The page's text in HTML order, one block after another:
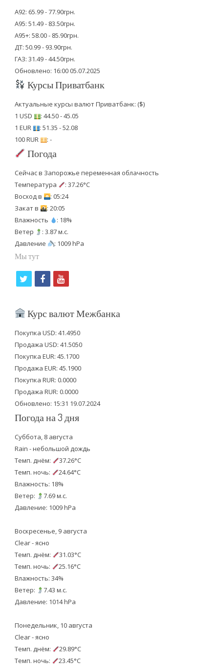
А92: 65.99 - 77.90грн.
А95: 51.49 - 83.50грн.
А95+: 58.00 - 85.90грн.
ДТ: 50.99 - 93.90грн.
ГАЗ: 31.49 - 44.50грн.
Обновлено: 16:00 05.07.2025
Курсы Приватбанк
Актуальные курсы валют Приватбанк: ($)
1 USD
: 44.50 - 45.05
1 EUR
: 51.35 - 52.08
100 RUR
: -
Погода
Сейчас в Запорожье переменная облачность
Температура
: 37.26°C
Восход в
: 05:24
Закат в
: 20:05
Влажность
: 18%
Ветер
: 3.87 м.с.
Давление
: 1009 hPa
Мы тут
i
t
e
r
f
c
b
o
o
k
y
u
u
b
e
Курс валют Межбанка
Покупка USD: 41.4950
Продажа USD: 41.5050
Покупка EUR: 45.1700
Продажа EUR: 45.1900
Покупка RUR: 0.0000
Продажа RUR: 0.0000
Обновлено: 15:31 19.07.2024
Погода на 3 дня
Суббота, 8 августа
Rain - небольшой дождь
Темп. днём:
37.26°C
Темп. ночь:
24.64°C
Влажность: 18%
Ветер:
7.69 м.с.
Давление: 1009 hPa
Воскресенье, 9 августа
Clear - ясно
Темп. днём:
31.03°C
Темп. ночь:
25.16°C
Влажность: 34%
Ветер:
7.43 м.с.
Давление: 1014 hPa
Понедельник, 10 августа
Clear - ясно
Темп. днём:
29.89°C
Темп. ночь:
23.45°C